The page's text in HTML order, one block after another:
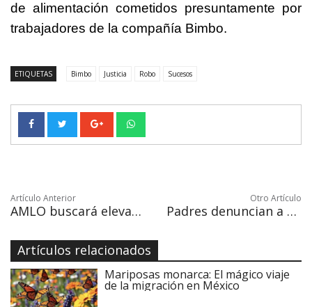
de alimentación cometidos presuntamente por
trabajadores de la compañía Bimbo.
ETIQUETAS Bimbo Justicia Robo Sucesos
Artículo Anterior
AMLO buscará elevar inversión en ciencia y tecnología
Otro Artículo
Padres denuncian a maestra por "vender" libros de texto gratuitos
Artículos relacionados
Mariposas monarca: El mágico viaje
de la migración en México